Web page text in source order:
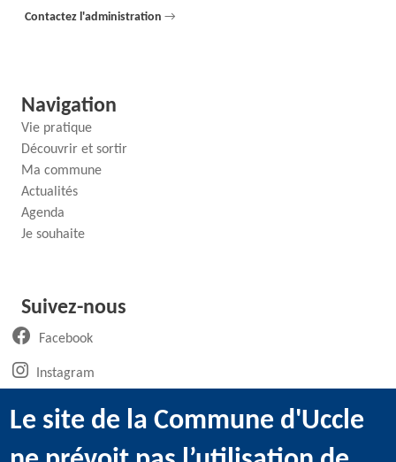
Contactez l'administration →
Navigation
Vie pratique
Découvrir et sortir
Ma commune
Actualités
Agenda
Je souhaite
Suivez-nous
Facebook(ouvre un nouvel onglet)
Instagram(ouvre un nouvel onglet)
LinkedIn
Le site de la Commune d'Uccle